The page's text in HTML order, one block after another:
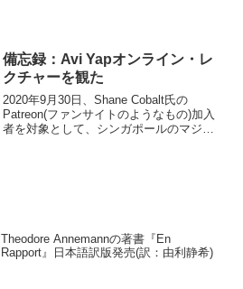
備忘録：Avi Yapオンライン・レ
クチャーを観た
2020年9月30日、Shane Cobalt氏の
Patreon(ファンサイトのようなもの)加入
者を対象として、シンガポールのマジシ
Theodore Annemannの著書『En
Rapport』日本語訳版発売(訳：由利静希)